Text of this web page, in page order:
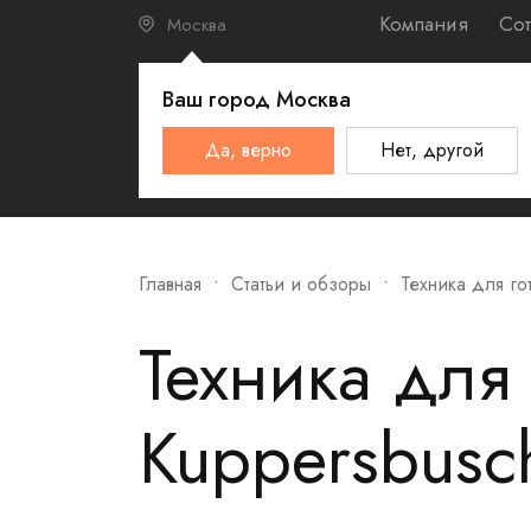
Москва
Ваш город Москва
Да, верно Нет, другой
Компания
Schulthess Smeg Omoikiri
Главная Статьи и обзоры Техника для
Техника